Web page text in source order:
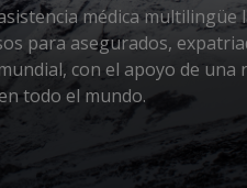
médica multilingüe
para asegurados,
con el apoyo de una
todo el mundo.